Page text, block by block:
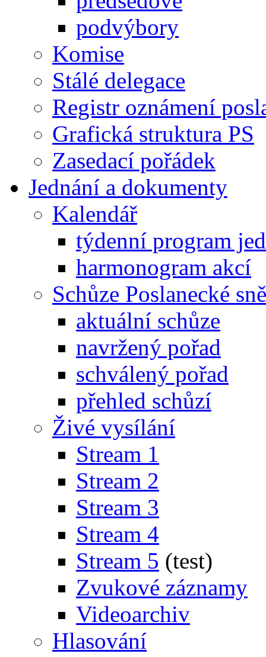
podvýbory
Komise
Stálé delegace
Registr oznámení
Grafická struktura PS
Zasedací pořádek
Jednání a dokumenty
Kalendář
týdenní program
harmonogram akcí
Schůze Poslanecké
aktuální schůze
navržený pořad
schválený pořad
přehled schůzí
Živé vysílání
Stream 1
Stream 2
Stream 3
Stream 4
Stream 5 (test)
Zvukové záznamy
Videoarchiv
Hlasování